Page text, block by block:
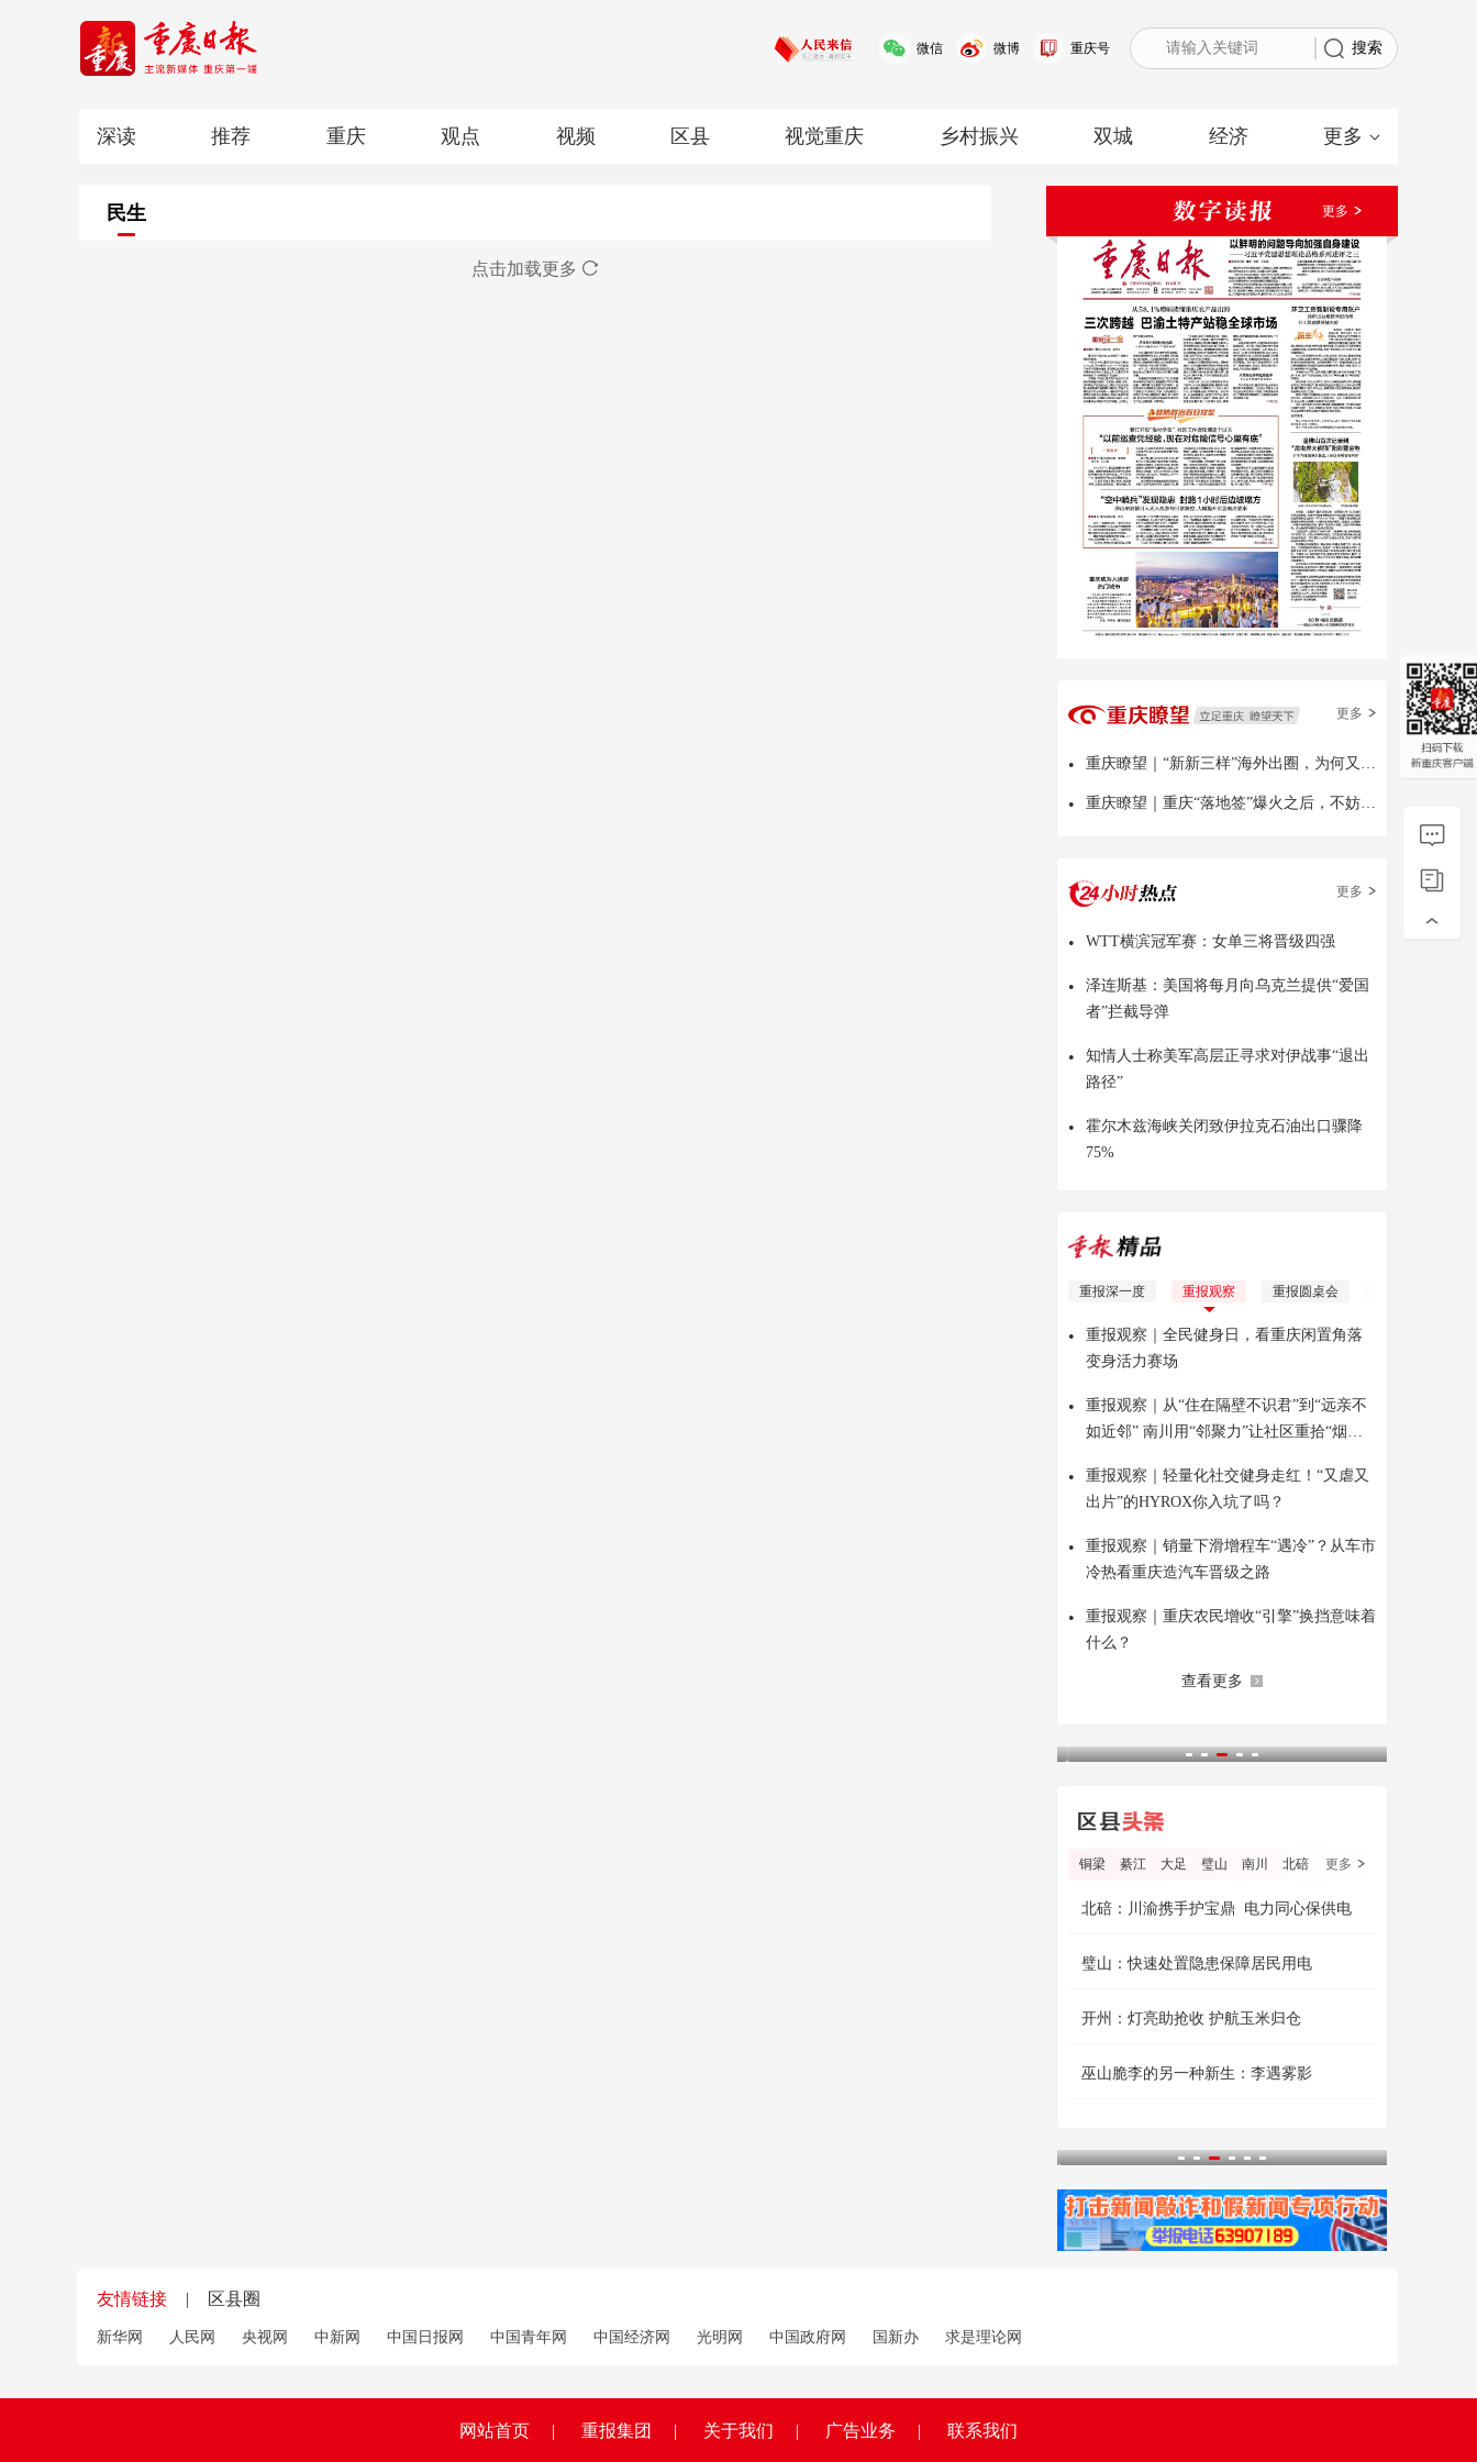
微信 微博 重庆号 搜索
深读 推荐 重庆 观点 视频 区县 视觉重庆 乡村振兴 双城 经济 更多
民生
点击加载更多
更多
更多
• 重庆瞭望｜“新新三样”海外出圈，为何又是中国
• 重庆瞭望｜重庆“落地签”爆火之后，不妨多问几句
更多
• WTT横滨冠军赛：女单三将晋级四强
•
泽连斯基：美国将每月向乌克兰提供“爱国
者”拦截导弹
•
知情人士称美军高层正寻求对伊战事“退出
路径”
•
霍尔木兹海峡关闭致伊拉克石油出口骤降
75%
重报深一度 重报观察 重报圆桌会
•
重报观察｜全民健身日，看重庆闲置角落
变身活力赛场
•
重报观察｜从“住在隔壁不识君”到“远亲不
如近邻” 南川用“邻聚力”让社区重拾“烟火
•
重报观察｜轻量化社交健身走红！“又虐又
出片”的HYROX你入坑了吗？
•
重报观察｜销量下滑增程车“遇冷”？从车市
冷热看重庆造汽车晋级之路
•
重报观察｜重庆农民增收“引擎”换挡意味着
什么？
查看更多
铜梁 綦江 大足 璧山 南川 北碚 更多
北碚：川渝携手护宝鼎 电力同心保供电
璧山：快速处置隐患保障居民用电
开州：灯亮助抢收 护航玉米归仓
巫山脆李的另一种新生：李遇雾影
友情链接 | 区县圈
新华网 人民网 央视网 中新网 中国日报网 中国青年网 中国经济网 光明网 中国政府网 国新办 求是理论网
网站首页 | 重报集团 | 关于我们 | 广告业务 | 联系我们